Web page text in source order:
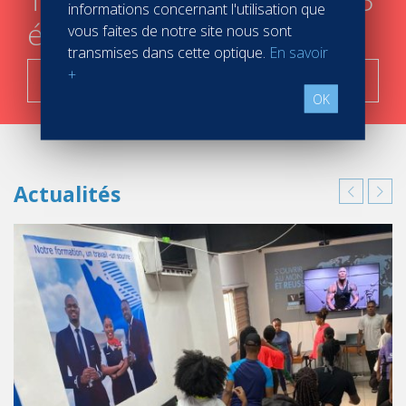
étapes
Actualités
informations concernant l'utilisation que
vous faites de notre site nous sont
transmises dans cette optique. En savoir
+
OK